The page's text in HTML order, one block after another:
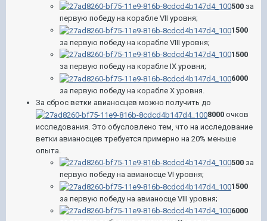
500 за
первую победу на корабле VII уровня;
1500
за первую победу на корабле VIII уровня;
1500
за первую победу на корабле IX уровня;
6000
за первую победу на корабле X уровня.
За сброс ветки авианосцев можно получить до
8000 очков
исследования. Это обусловлено тем, что на исследование
ветки авианосцев требуется примерно на 20% меньше
опыта.
500 за
первую победу на авианосце VI уровня;
1500
за первую победу на авианосце VIII уровня;
6000